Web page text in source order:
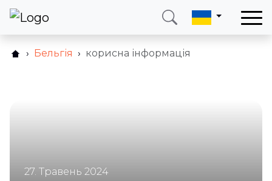
Зателефонуйте мені
Бельгія корисна інформація
27. Травень 2024